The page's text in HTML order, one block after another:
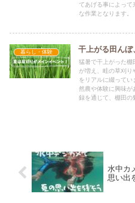
てあげる事によって
な作業となります。
暮らし・体験 干上がる田んぼ
猛暑で干上がった棚
が増え、畦の草刈り
をリアルに綴ってい
然農や体験に興味が
録を通じて、棚田の
水中カ
思い出